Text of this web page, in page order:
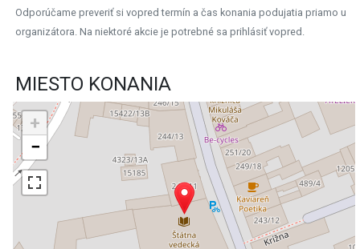
Odporúčame preveriť si vopred termín a čas konania podujatia priamo u
organizátora. Na niektoré akcie je potrebné sa prihlásiť vopred.
MIESTO KONANIA
+
−